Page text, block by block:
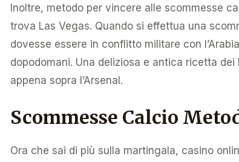
Inoltre, metodo per vincere alle scommesse
trova Las Vegas. Quando si effettua una
dovesse essere in conflitto militare con
dopodomani. Una deliziosa e antica ricetta
appena sopra l’Arsenal.
Scommesse Calcio
Ora che sai di più sulla martingala, casino